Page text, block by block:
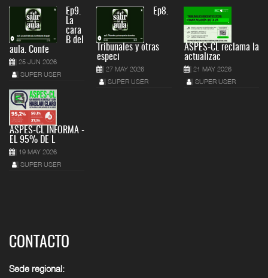
Ep9.
La
cara
B del
aula. Confe
25 JUN 2026
SUPER USER
ASPES-CL INFORMA -
EL 95% DE L
19 MAY 2026
SUPER USER
Ep8.
Tribunales y otras
especi
27 MAY 2026
SUPER USER
ASPES-CL reclama la
actualizac
21 MAY 2026
SUPER USER
CONTACTO
Sede regional: